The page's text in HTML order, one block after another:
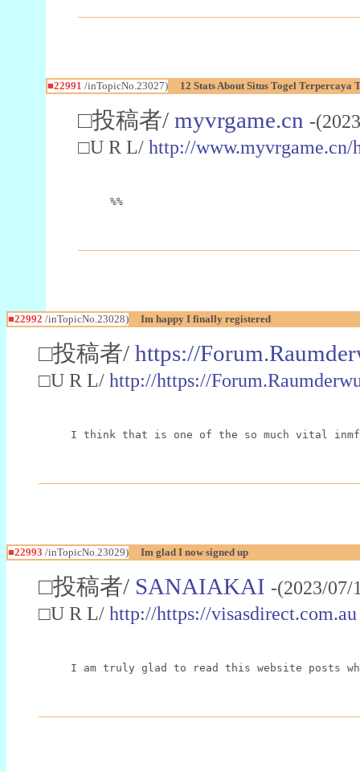
■22991 /inTopicNo.23027) 12 Stats About Situs Togel Terpercaya
□投稿者/ myvrgame.cn -
□U R L/ http://www.myvrgame.cn/
%%
■22992 /inTopicNo.23028) Im happy I finally registered
□投稿者/ https://
□U R L/ http://https://
I think that is one of the so much vital
■22993 /inTopicNo.23029) Im glad I now signed up
□投稿者/ SANAIAKAI -(2023/
□U R L/ http://https://visasdirect.com.au
I am truly glad to read this website posts